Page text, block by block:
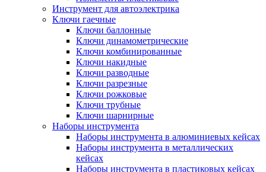
Инструмент для автоэлектрика
Ключи гаечные
Ключи баллонные
Ключи динамометрические
Ключи комбинированные
Ключи накидные
Ключи разводные
Ключи разрезные
Ключи рожковые
Ключи трубные
Ключи шарнирные
Наборы инструмента
Наборы инструмента в алюминиевых кейсах
Наборы инструмента в металлических
кейсах
Наборы инструмента в пластиковых кейсах